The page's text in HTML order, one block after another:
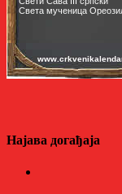
Најава догађаја